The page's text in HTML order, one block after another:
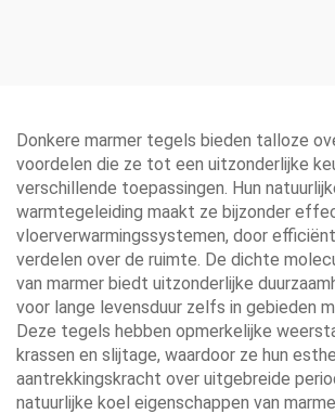
Donkere marmer tegels bieden talloze
voordelen die ze tot een uitzonderlijke
verschillende toepassingen. Hun
warmtegeleiding maakt ze bijzonder
vloerverwarmingssystemen, door
verdelen over de ruimte. De dichte
van marmer biedt uitzonderlijke
voor lange levensduur zelfs in gebieden
Deze tegels hebben opmerkelijke
krassen en slijtage, waardoor ze hun
aantrekkingskracht over uitgebreide
natuurlijke koel eigenschappen van